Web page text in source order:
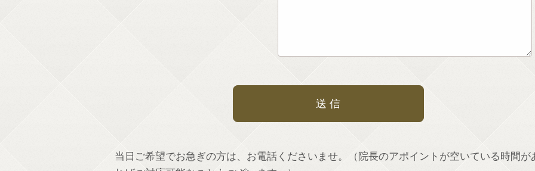
当日ご希望でお急ぎの方は、お電話くださいませ。（院長のアポイントが空いている時間が